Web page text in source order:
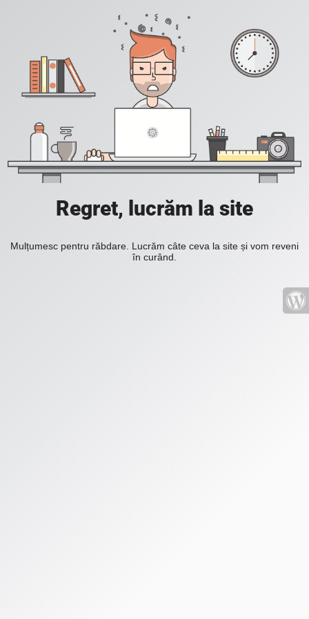
Regret, lucrăm la site
Mulțumesc pentru răbdare. Lucrăm câte ceva la site și vom reveni
în curând.